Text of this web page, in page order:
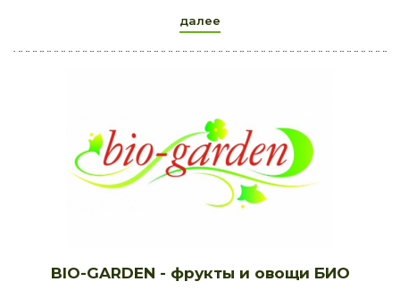
далее
BIO-GARDEN - фрукты и овощи БИО